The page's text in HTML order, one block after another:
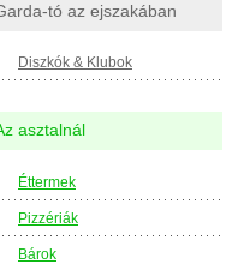
tó az ejszakában
Diszkók & Klubok
asztalnál
Éttermek
Pizzériák
Bárok